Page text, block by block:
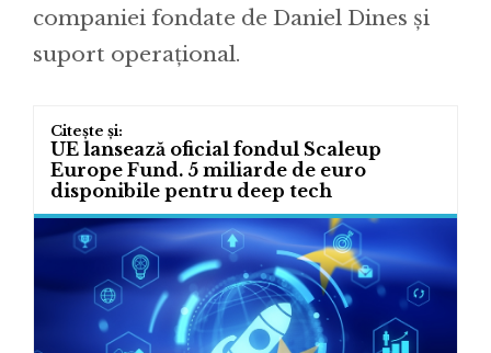
companiei fondate de Daniel Dines și
suport operațional.
UE lansează oficial fondul Scaleup
Europe Fund. 5 miliarde de euro
disponibile pentru deep tech